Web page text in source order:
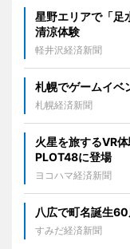
星野エリアで「
清涼体験
軽井沢経済新聞
札幌でゲームイ
札幌経済新聞
火星を旅するVR
PLOT48に登場
ヨコハマ経済新聞
八広で町名誕生
すみだ経済新聞